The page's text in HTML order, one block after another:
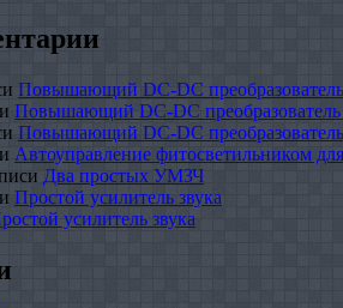
Повышающий DC-DC
Повышающий DC-DC
Повышающий DC-DC
Автоуправление фитосветильником
Два простых УМЗЧ
Простой усилитель звука
усилитель звука